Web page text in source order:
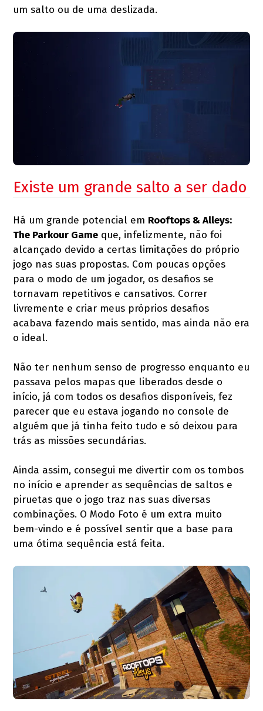
um salto ou de uma deslizada.
Existe um grande salto a ser dado
Há um grande potencial em Rooftops & Alleys:
The Parkour Game que, infelizmente, não foi
alcançado devido a certas limitações do próprio
jogo nas suas propostas. Com poucas opções
para o modo de um jogador, os desafios se
tornavam repetitivos e cansativos. Correr
livremente e criar meus próprios desafios
acabava fazendo mais sentido, mas ainda não era
o ideal.
Não ter nenhum senso de progresso enquanto eu
passava pelos mapas que liberados desde o
início, já com todos os desafios disponíveis, fez
parecer que eu estava jogando no console de
alguém que já tinha feito tudo e só deixou para
trás as missões secundárias.
Ainda assim, consegui me divertir com os tombos
no início e aprender as sequências de saltos e
piruetas que o jogo traz nas suas diversas
combinações. O Modo Foto é um extra muito
bem-vindo e é possível sentir que a base para
uma ótima sequência está feita.